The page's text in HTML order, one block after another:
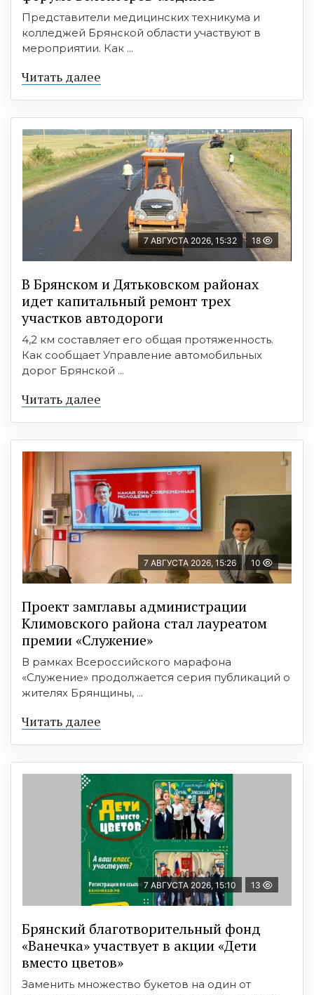
Представители медицинских техникума и
колледжей Брянской области участвуют в
мероприятии. Как ...
Читать далее
7 АВГУСТА 2026, 15:32 18
В Брянском и Дятьковском районах
идет капитальный ремонт трех
участков автодороги
4,2 км составляет его общая протяженность.
Как сообщает Управление автомобильных
дорог Брянской ...
Читать далее
7 АВГУСТА 2026, 15:26 10
Проект замглавы администрации
Климовского района стал лауреатом
премии «Служение»
В рамках Всероссийского марафона
«Служение» продолжается серия публикаций о
жителях Брянщины, ...
Читать далее
7 АВГУСТА 2026, 15:10 13
Брянский благотворительный фонд
«Ванечка» участвует в акции «Дети
вместо цветов»
Заменить множество букетов на один от